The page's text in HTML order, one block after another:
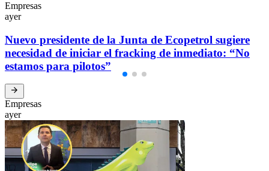
Empresas
ayer
Nuevo presidente de la Junta de Ecopetrol sugiere
necesidad de iniciar el fracking de inmediato: “No
estamos para pilotos”
Empresas
ayer